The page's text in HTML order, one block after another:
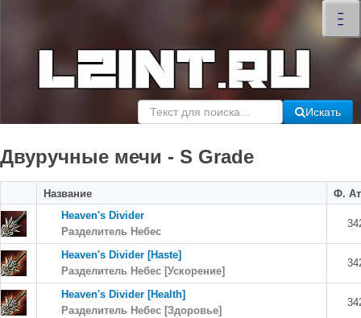
–
–
–
×
Искать
Двуручные мечи - S Grade
Название
Ф.
Heaven's Divider
Разделитель Небес
Heaven's Divider [Haste]
Разделитель Небес [Ускорение]
Heaven's Divider [Health]
Разделитель Небес [Здоровье]